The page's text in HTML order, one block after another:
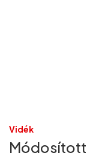
Vidék